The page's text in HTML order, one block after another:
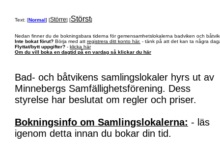
Text: [Normal] [Större] [Störst]
Nedan finner du de bokningsbara tiderna för gemensamhetslokalerna badviken och
Inte bokat förut? Börja med att registrera ditt konto här. - tänk på att det kan ta några
Flyttat/bytt uppgifter? - klicka här
Om du vill boka en dagtid på en vardag så klickar du här
Bad- och båtvikens samlingslokaler hyrs ut av
Minnebergs Samfällighetsförening. Dess
styrelse har beslutat om regler och priser.
Bokningsinfo om Samlingslokalerna: - läs
igenom detta innan du bokar din tid.